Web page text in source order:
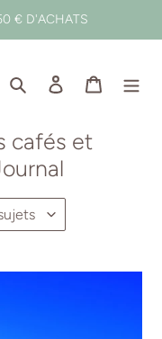
€ D'ACHATS
RechercherSe connecter
Panier
cafés et